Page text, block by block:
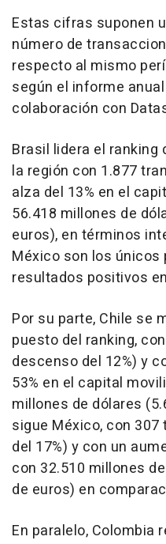
Estas cifras suponen
número de
respecto al mismo
según el informe
colaboración con
Brasil lidera el
la región con 1.877
alza del 13% en el
56.418 millones de
euros), en términos
México son los
resultados positivos
Por su parte, Chile se
puesto del ranking,
descenso del 12%) y
53% en el capital
millones de dólares
sigue México, con
del 17%) y con un
con 32.510 millones
de euros) en
En paralelo, Colombia